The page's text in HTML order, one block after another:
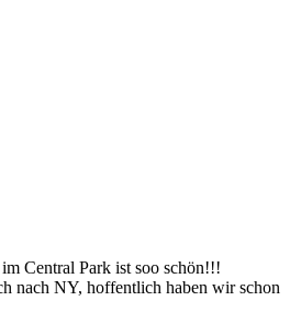
Central Park ist soo schön!!!
nach NY, hoffentlich haben wir schon